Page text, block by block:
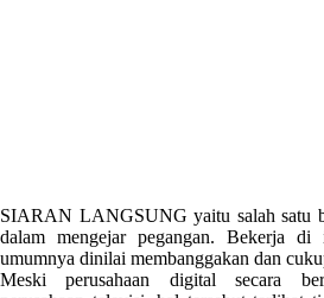
SIARAN LANGSUNG yaitu salah satu
dalam mengejar pegangan. Bekerja
umumnya dinilai membanggakan dan
Meski perusahaan digital secara